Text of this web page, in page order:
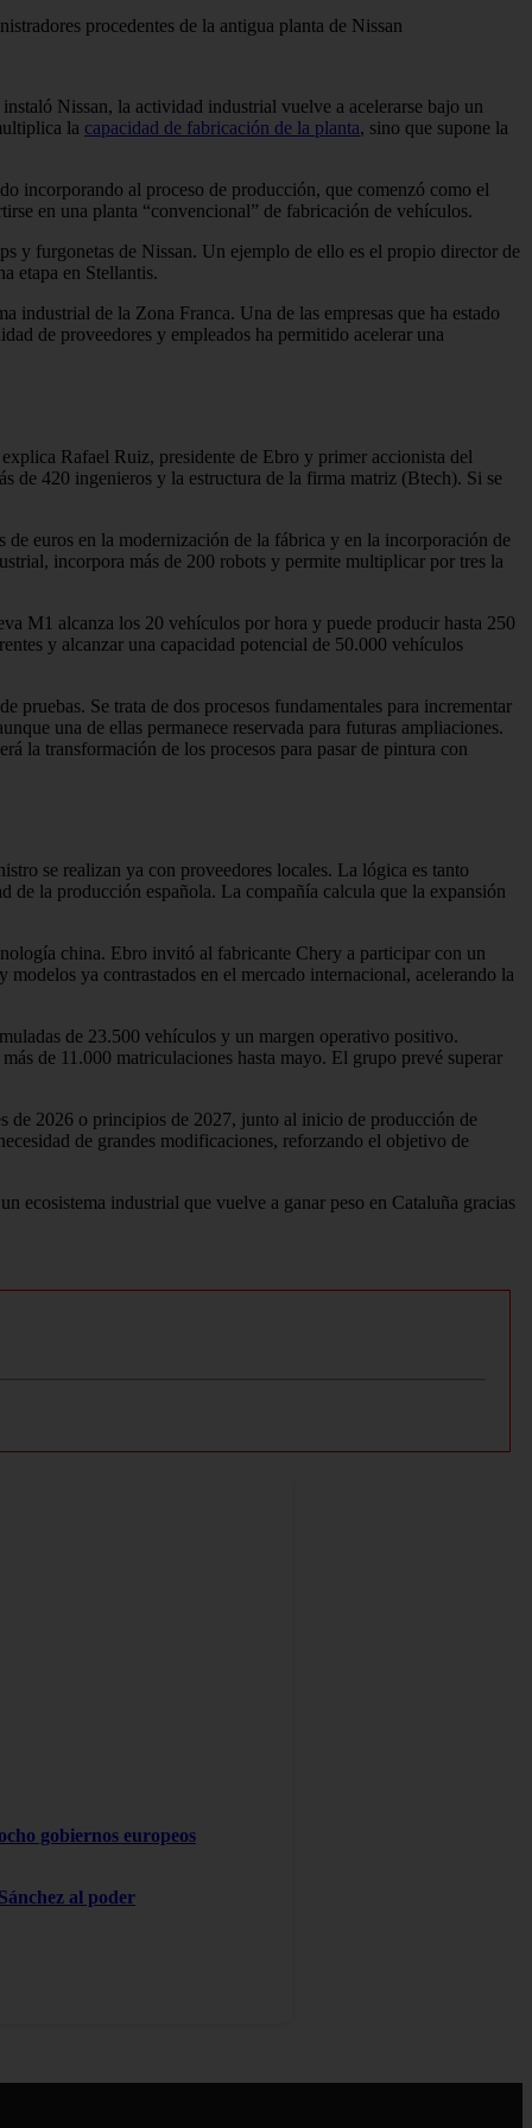
procedentes de la antigua planta de Nissan
Nissan, la actividad industrial vuelve a acelerarse bajo un
la capacidad de fabricación de la planta, sino que supone la
incorporando al proceso de producción, que comenzó como el
en una planta “convencional” de fabricación de vehículos.
y furgonetas de Nissan. Un ejemplo de ello es el propio director de
etapa en Stellantis.
industrial de la Zona Franca. Una de las empresas que ha estado
de proveedores y empleados ha permitido acelerar una
Rafael Ruiz, presidente de Ebro y primer accionista del
de 420 ingenieros y la estructura de la firma matriz (Btech). Si se
euros en la modernización de la fábrica y en la incorporación de
incorpora más de 200 robots y permite multiplicar por tres la
M1 alcanza los 20 vehículos por hora y puede producir hasta 250
y alcanzar una capacidad potencial de 50.000 vehículos
pruebas. Se trata de dos procesos fundamentales para incrementar
una de ellas permanece reservada para futuras ampliaciones.
la transformación de los procesos para pasar de pintura con
se realizan ya con proveedores locales. La lógica es tanto
de la producción española. La compañía calcula que la expansión
china. Ebro invitó al fabricante Chery a participar con un
ya contrastados en el mercado internacional, acelerando la
de 23.500 vehículos y un margen operativo positivo.
de 11.000 matriculaciones hasta mayo. El grupo prevé superar
de 2026 o principios de 2027, junto al inicio de producción de
de grandes modificaciones, reforzando el objetivo de
ecosistema industrial que vuelve a ganar peso en Cataluña gracias
gobiernos europeos
al poder